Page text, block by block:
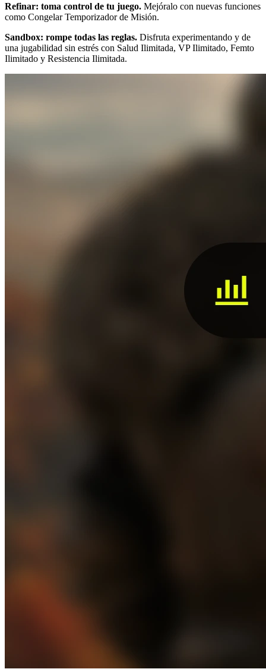
Refinar: toma control de tu juego. Mejóralo con nuevas funciones
como Congelar Temporizador de Misión.
Sandbox: rompe todas las reglas. Disfruta experimentando y de
una jugabilidad sin estrés con Salud Ilimitada, VP Ilimitado, Femto
Ilimitado y Resistencia Ilimitada.